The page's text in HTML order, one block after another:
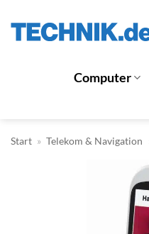
Inhalt
Computer
Start » Telekom & Navigation